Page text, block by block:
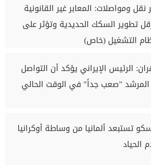
نقل ومواصلات: المعابر غير القانونية
تطوير السكك الحديدية وتؤثر على
التشغيل (خاص)
الرئيس الإيراني يؤكد أن التواصل
"صعب جداً" في الوقت الحالي
تستبعد ألمانيا من وساطة أوكرانيا
الحياد